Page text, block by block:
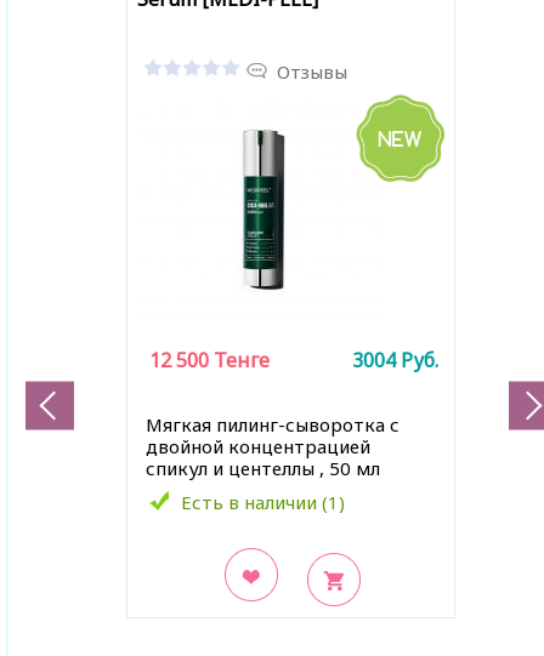
Отзывы
Мягкая пилинг-сыворотка с
двойной концентрацией
спикул и центеллы , 50 мл
Есть в наличии (1)
12 500 Тенге 3004Руб.